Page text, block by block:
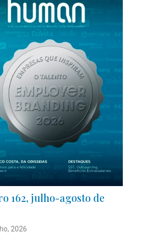
162, julho-agosto de
2026